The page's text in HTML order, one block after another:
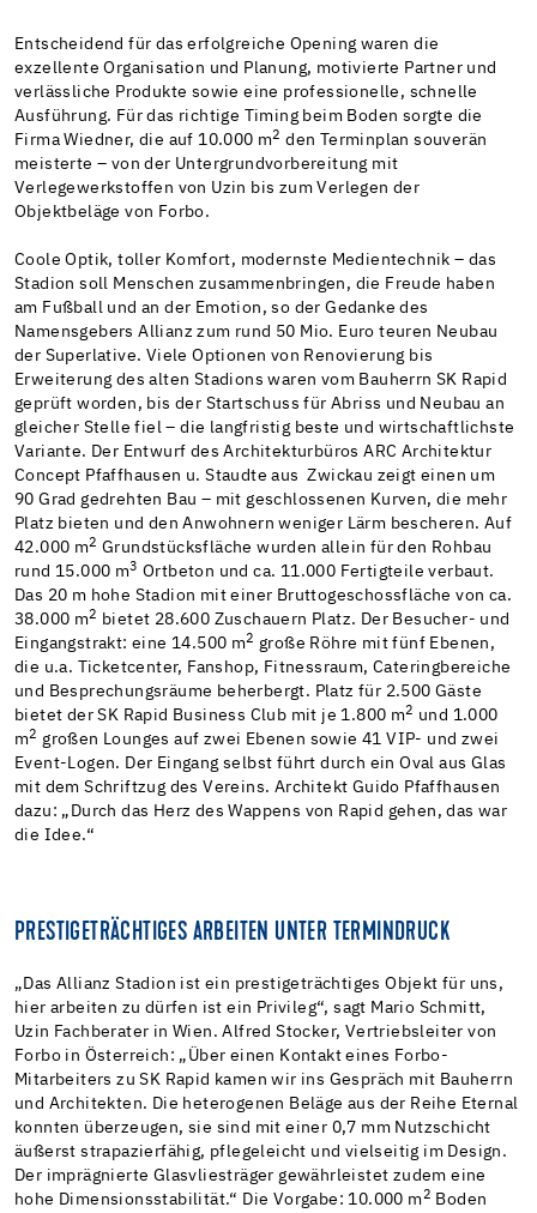
Entscheidend für das erfolgreiche Opening waren die
exzellente Organisation und Planung, motivierte Partner und
verlässliche Produkte sowie eine professionelle, schnelle
Ausführung. Für das richtige Timing beim Boden sorgte die
Firma Wiedner, die auf 10.000 m2 den Terminplan souverän
meisterte – von der Untergrundvorbereitung mit
Verlegewerkstoffen von Uzin bis zum Verlegen der
Objektbeläge von Forbo.
Coole Optik, toller Komfort, modernste Medientechnik – das
Stadion soll Menschen zusammenbringen, die Freude haben
am Fußball und an der Emotion, so der Gedanke des
Namensgebers Allianz zum rund 50 Mio. Euro teuren Neubau
der Superlative. Viele Optionen von Renovierung bis
Erweiterung des alten Stadions waren vom Bauherrn SK Rapid
geprüft worden, bis der Startschuss für Abriss und Neubau an
gleicher Stelle fiel – die langfristig beste und wirtschaftlichste
Variante. Der Entwurf des Architekturbüros ARC Architektur
Concept Pfaffhausen u. Staudte aus Zwickau zeigt einen um
90 Grad gedrehten Bau – mit geschlossenen Kurven, die mehr
Platz bieten und den Anwohnern weniger Lärm bescheren. Auf
42.000 m2 Grundstücksfläche wurden allein für den Rohbau
rund 15.000 m3 Ortbeton und ca. 11.000 Fertigteile verbaut.
Das 20 m hohe Stadion mit einer Bruttogeschossfläche von ca.
38.000 m2
bietet 28.600 Zuschauern Platz. Der Besucher- und
Eingangstrakt: eine 14.500 m2 große Röhre mit fünf Ebenen,
die u.a. Ticketcenter, Fanshop, Fitnessraum, Cateringbereiche
und Besprechungsräume beherbergt. Platz für 2.500 Gäste
bietet der SK Rapid Business Club mit je 1.800 m2 und 1.000
m2 großen Lounges auf zwei Ebenen sowie 41 VIP- und zwei
Event-Logen. Der Eingang selbst führt durch ein Oval aus Glas
mit dem Schriftzug des Vereins. Architekt Guido Pfaffhausen
dazu: „Durch das Herz des Wappens von Rapid gehen, das war
die Idee.“
PRESTIGETRÄCHTIGES ARBEITEN UNTER TERMINDRUCK
„Das Allianz Stadion ist ein prestigeträchtiges Objekt für uns,
hier arbeiten zu dürfen ist ein Privileg“, sagt Mario Schmitt,
Uzin Fachberater in Wien. Alfred Stocker, Vertriebsleiter von
Forbo in Österreich: „Über einen Kontakt eines Forbo-
Mitarbeiters zu SK Rapid kamen wir ins Gespräch mit Bauherrn
und Architekten. Die heterogenen Beläge aus der Reihe Eternal
konnten überzeugen, sie sind mit einer 0,7 mm Nutzschicht
äußerst strapazierfähig, pflegeleicht und vielseitig im Design.
Der imprägnierte Glasvliesträger gewährleistet zudem eine
hohe Dimensionsstabilität.“ Die Vorgabe: 10.000 m 2 Boden